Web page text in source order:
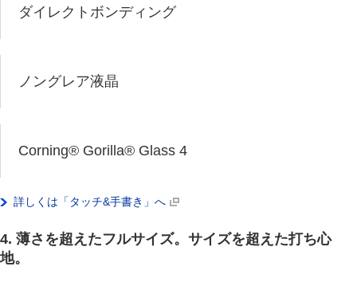
ダイレクトボンディング
ノングレア液晶
Corning® Gorilla® Glass 4
詳しくは「タッチ&手書き」へ
4. 薄さを超えたフルサイズ。サイズを超えた打ち心
地。